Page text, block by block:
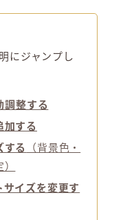
にジャンプし
整する
加する
する
（背景色・
イズを変更す